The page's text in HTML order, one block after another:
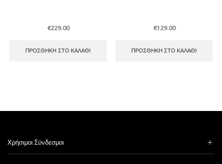
€229.00
ΠΡΟΣΘΉΚΗ ΣΤΟ ΚΑΛΆΘΙ
€129.00
ΠΡΟΣΘΉΚΗ ΣΤΟ ΚΑΛΆΘΙ
Χρήσιμοι Σύνδεσμοι